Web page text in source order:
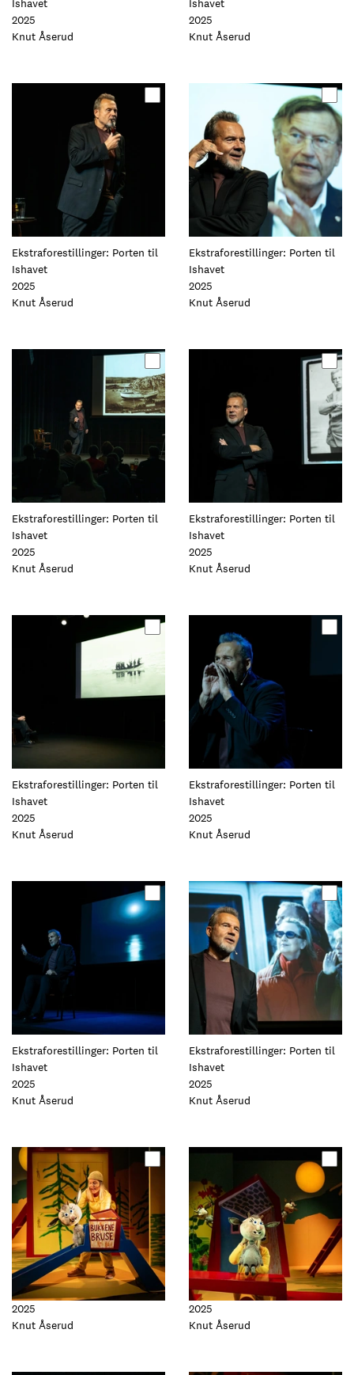
Ishavet
2025
Foto:
Knut Åserud
Ishavet
2025
Foto:
Knut Åserud
elementet
Ekstraforestillinger: Porten til
Ishavet
2025
Foto:
Knut Åserud
dette
elementet
Ekstraforestillinger: Porten til
Ishavet
2025
Foto:
Knut Åserud
Oppdater
Ekstraforestillinger: Porten til
Ishavet
2025
Foto:
Knut Åserud
elementet
Ekstraforestillinger: Porten til
Ishavet
2025
Foto:
Knut Åserud
Oppdater
Ekstraforestillinger: Porten til
Ishavet
2025
Foto:
Knut Åserud
dette
elementet
Ekstraforestillinger: Porten til
Ishavet
2025
Foto:
Knut Åserud
Ekstraforestillinger: Porten til
Ishavet
2025
Foto:
Knut Åserud
Oppdater
dette
elementet
Ekstraforestillinger: Porten til
Ishavet
2025
Foto:
Knut Åserud
Oppdater
dette
elementet
2025
Foto:
Knut Åserud
elementet
2025
Foto:
Knut Åserud